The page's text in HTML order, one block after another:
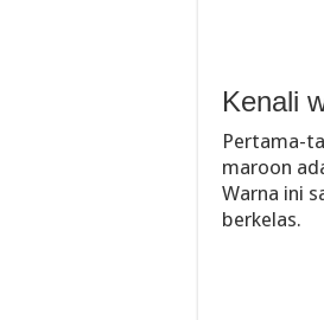
Kenali
Pertama-
maroon
Warna ini
berkelas.